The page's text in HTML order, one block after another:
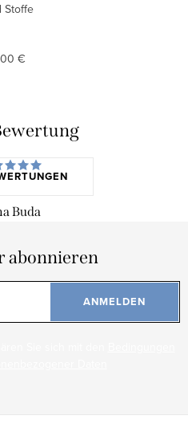
Stoffe
€
Buda
abonnieren
ANMELDEN